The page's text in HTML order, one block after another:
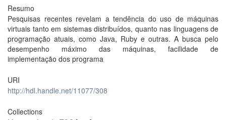
Resumo
Pesquisas recentes revelam a tendência do uso de máquinas
virtuais tanto em sistemas distribuídos, quanto nas linguagens de
programação atuais, como Java, Ruby e outras. A busca pelo
desempenho máximo das máquinas, facilidade de
implementação dos programa
URI
http://hdl.handle.net/11077/308
Collections